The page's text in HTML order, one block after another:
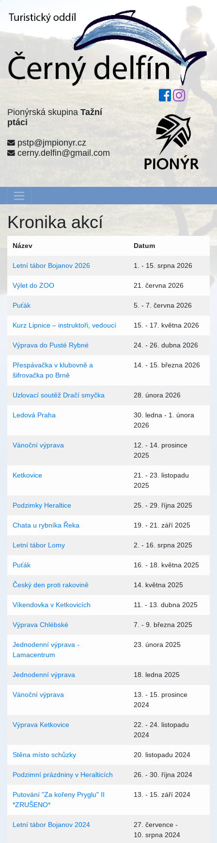
Pionýrská skupina Tažní
ptáci
pstp@jmpionyr.cz
cerny.delfin@gmail.com
Kronika akcí
Název Datum
Letní tábor Bojanov 2026 1. - 15. srpna 2026
Výlet do ZOO 21. června 2026
Puťák 5. - 7. června 2026
Kurz Lipnice – instruktoři, vedoucí 15. - 17. května 2026
Výprava do Pusté Rybné 24. - 26. dubna 2026
Přespávačka v klubovně a
šifrovačka po Brně
14. - 15. března 2026
Uzlovací soutěž Dračí smyčka 28. února 2026
Ledová Praha
30. ledna - 1. února
2026
Vánoční výprava
12. - 14. prosince
2025
Ketkovice
21. - 23. listopadu
2025
Podzimky Heraltice 25. - 29. října 2025
Chata u rybníka Řeka 19. - 21. září 2025
Letní tábor Lomy 2. - 16. srpna 2025
Puťák 16. - 18. května 2025
Český den proti rakovině 14. května 2025
Víkendovka v Ketkovicích 11. - 13. dubna 2025
Výprava Chlébské 7. - 9. března 2025
Jednodenní výprava -
Lamacentrum
23. února 2025
Jednodenní výprava 18. ledna 2025
Vánoční výprava
13. - 15. prosince
2024
Výprava Ketkovice
22. - 24. listopadu
2024
Stěna místo schůzky 20. listopadu 2024
Podzimní prázdniny v Heralticích 26. - 30. října 2024
Putování "Za kořeny Pryglu" II
*ZRUŠENO*
13. - 15. září 2024
Letní tábor Bojanov 2024
27. července -
10. srpna 2024